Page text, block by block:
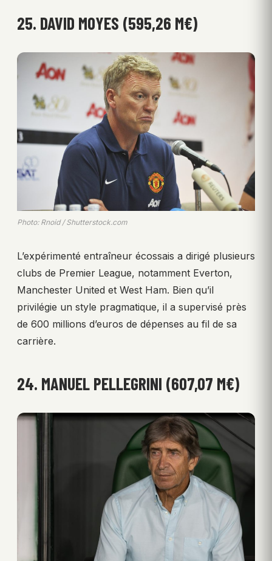
25. DAVID MOYES (595,26 M€)
Photo: Rnoid / Shutterstock.com
L’expérimenté entraîneur écossais a dirigé plusieurs
clubs de Premier League, notamment Everton,
Manchester United et West Ham. Bien qu’il
privilégie un style pragmatique, il a supervisé près
de 600 millions d’euros de dépenses au fil de sa
carrière.
24. MANUEL PELLEGRINI (607,07 M€)